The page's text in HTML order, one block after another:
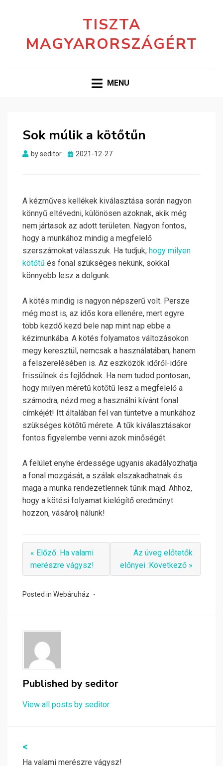
TISZTA
MAGYARORSZÁGÉRT
MENU
Sok múlik a kötőtűn
byseditor
Posted
2021-12-27
A kézműves kellékek kiválasztása során nagyon
könnyű eltévedni, különösen azoknak, akik még
nem jártasok az adott területen. Nagyon fontos,
hogy a munkához mindig a megfelelő
szerszámokat válasszuk. Ha tudjuk, hogy milyen
kötőtű és fonal szükséges nekünk, sokkal
könnyebb lesz a dolgunk.
A kötés mindig is nagyon népszerű volt. Persze
még most is, az idős kora ellenére, mert egyre
több kezdő kezd bele nap mint nap ebbe a
kézimunkába. A kötés folyamatos változásokon
megy keresztül, nemcsak a használatában, hanem
a felszerelésében is. Az eszközök időről-időre
frissülnek és fejlődnek. Ha nem tudod pontosan,
hogy milyen méretű kötőtű lesz a megfelelő a
számodra, nézd meg a használni kívánt fonal
címkéjét! Itt általában fel van tüntetve a munkához
szükséges kötőtű mérete. A tűk kiválasztásakor
fontos figyelembe venni azok minőségét.
A felület enyhe érdessége ugyanis akadályozhatja
a fonal mozgását, a szálak elszakadhatnak és
maga a munka rendezetlennek tűnik majd. Ahhoz,
hogy a kötési folyamat kielégítő eredményt
hozzon, vásárolj nálunk!
« Előző: Ha valami
merészre vágysz!
Az üveg előtetők
előnyei :Következő »
Posted in Webáruház
Published byseditor
View all posts by seditor
Bejegyzés
<
Ha valami merészre vágysz!